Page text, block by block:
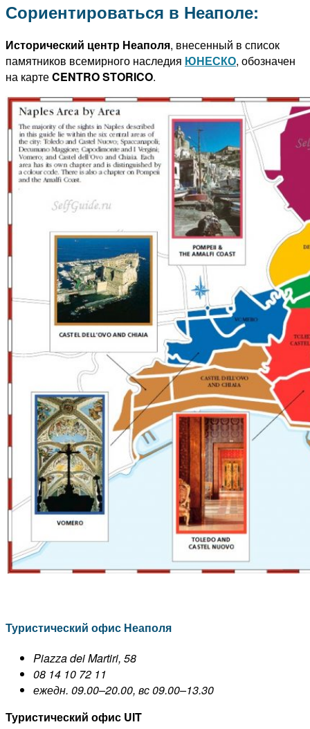
Сориентироваться в Неаполе:
Исторический центр Неаполя, внесенный в список
памятников всемирного наследия ЮНЕСКО, обозначен
на картеCENTRO STORICO.
Туристический офис Неаполя
Piazza dei Martiri, 58
08 14 10 72 11
ежедн. 09.00–20.00, вс 09.00–13.30
Туристический офис UIT